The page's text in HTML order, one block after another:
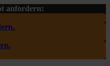
anfordern: